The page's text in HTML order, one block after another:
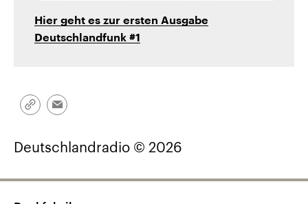
Hier geht es zur ersten Ausgabe
Deutschlandfunk #1
Link
Email
Deutschlandradio © 2026